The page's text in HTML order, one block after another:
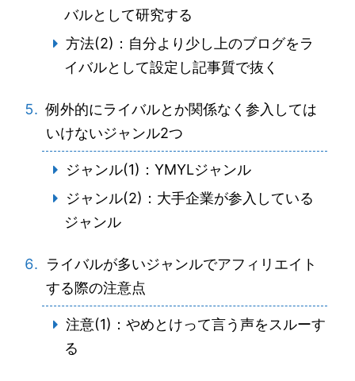
バルとして研究する
方法(2)：自分より少し上のブログをラ
イバルとして設定し記事質で抜く
例外的にライバルとか関係なく参入しては
いけないジャンル2つ
ジャンル(1)：YMYLジャンル
ジャンル(2)：大手企業が参入している
ジャンル
ライバルが多いジャンルでアフィリエイト
する際の注意点
注意(1)：やめとけって言う声をスルーす
る